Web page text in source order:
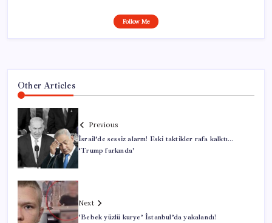
Follow Me
Other Articles
Previous
İsrail’de sessiz alarm! Eski taktikler rafa kalktı…
‘Trump farkında’
Next
‘Bebek yüzlü kurye’ İstanbul’da yakalandı!